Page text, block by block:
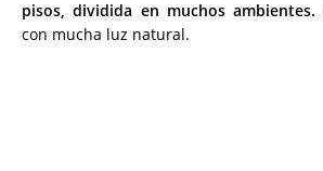
pisos, dividida en muchos ambientes.
con mucha luz natural.